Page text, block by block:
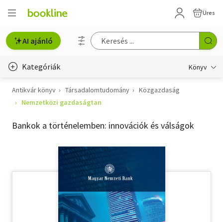
Üres
AI ajánló
Kategóriák Könyv
Életmód, egészség
Hobbi, szabadidő
Antikvár könyv Társadalomtudomány
Közgazdaság
Nemzetközi gazdaságtan
Bankok a történelemben: innovációk és válságok